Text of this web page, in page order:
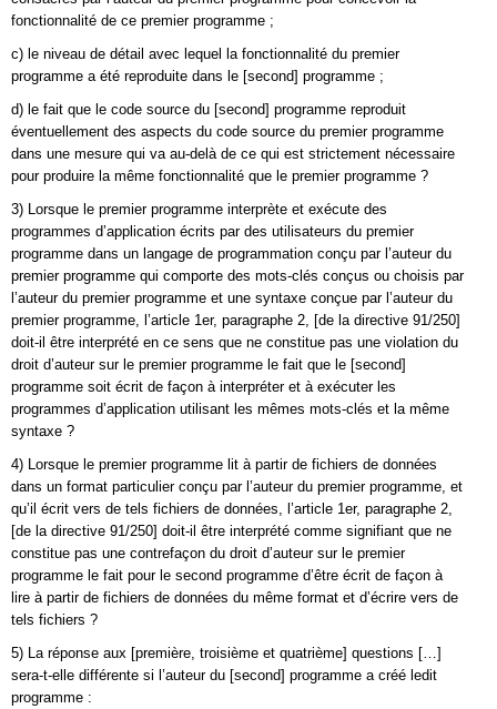
fonctionnalité de ce premier programme ;
c) le niveau de détail avec lequel la fonctionnalité du premier
programme a été reproduite dans le [second] programme ;
d) le fait que le code source du [second] programme reproduit
éventuellement des aspects du code source du premier programme
dans une mesure qui va au-delà de ce qui est strictement nécessaire
pour produire la même fonctionnalité que le premier programme ?
3) Lorsque le premier programme interprète et exécute des
programmes d’application écrits par des utilisateurs du premier
programme dans un langage de programmation conçu par l’auteur du
premier programme qui comporte des mots-clés conçus ou choisis par
l’auteur du premier programme et une syntaxe conçue par l’auteur du
premier programme, l’article 1er, paragraphe 2, [de la directive 91/250]
doit-il être interprété en ce sens que ne constitue pas une violation du
droit d’auteur sur le premier programme le fait que le [second]
programme soit écrit de façon à interpréter et à exécuter les
programmes d’application utilisant les mêmes mots-clés et la même
syntaxe ?
4) Lorsque le premier programme lit à partir de fichiers de données
dans un format particulier conçu par l’auteur du premier programme, et
qu’il écrit vers de tels fichiers de données, l’article 1er, paragraphe 2,
[de la directive 91/250] doit-il être interprété comme signifiant que ne
constitue pas une contrefaçon du droit d’auteur sur le premier
programme le fait pour le second programme d’être écrit de façon à
lire à partir de fichiers de données du même format et d’écrire vers de
tels fichiers ?
5) La réponse aux [première, troisième et quatrième] questions […]
sera-t-elle différente si l’auteur du [second] programme a créé ledit
programme :